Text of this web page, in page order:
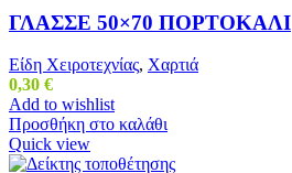
ΓΛΑΣΣΕ 50×70 ΠΟΡΤΟΚΑΛΙ
Είδη Χειροτεχνίας, Χαρτιά
0,30 €
Add to wishlist
Προσθήκη στο καλάθι
Quick view